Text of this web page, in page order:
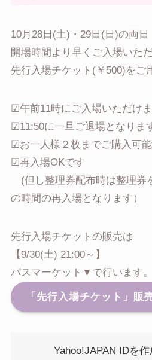
10月28日(土)・29日(日)の両日
開場時間より早くご入場いた
先行入場チケット(￥500)をご
☑午前11時にご入場いただけ
☑11:50に一旦ご退場となりま
☑お一人様２枚までご購入可
☑再入場OKです
(但し整理券配布時は整理券
の時間の再入場となります）
先行入場チケットの販売は
【9/30(土) 21:00～】
パスマーケット▼で行います。
「先行入場チケット」販
Yahoo!JAPAN IDを